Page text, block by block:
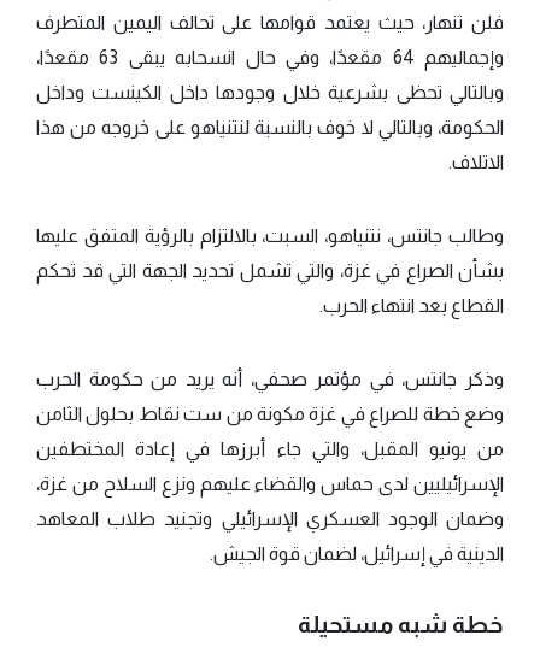
فلن تنهار، حيث يعتمد قوامها على تحالف اليمين المتطرف
وإجماليهم 64 مقعدًا، وفي حال انسحابه يبقى 63 مقعدًا،
وبالتالي تحظى بشرعية خلال وجودها داخل الكينست وداخل
الحكومة، وبالتالي لا خوف بالنسبة لنتنياهو على خروجه من هذا
الاتلاف.
وطالب جانتس، نتنياهو، السبت، بالالتزام بالرؤية المتفق عليها
بشأن الصراع في غزة، والتي تشمل تحديد الجهة التي قد تحكم
القطاع بعد انتهاء الحرب.
وذكر جانتس، في مؤتمر صحفي، أنه يريد من حكومة الحرب
وضع خطة للصراع في غزة مكونة من ست نقاط بحلول الثامن
من يونيو المقبل، والتي جاء أبرزها في إعادة المختطفين
الإسرائيليين لدى حماس والقضاء عليهم ونزع السلاح من غزة،
وضمان الوجود العسكري الإسرائيلي وتجنيد طلاب المعاهد
الدينية في إسرائيل، لضمان قوة الجيش.
خطة شبه مستحيلة